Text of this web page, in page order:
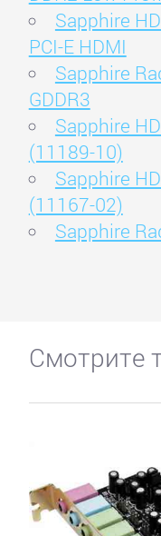
Sapphire
PCI-E HDMI
Sapphire
GDDR3
Sapphire
(11189-10)
Sapphire
(11167-02)
Sapphire
Смотрите